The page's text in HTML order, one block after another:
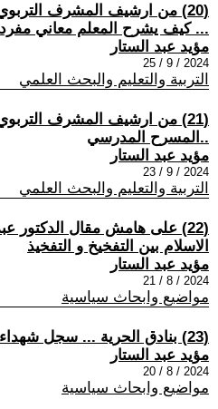
(20) من ارشيف المشرف
... كيف يشرح المعلم معاني
مؤيد عبد الستار
2024 / 9 / 25
التربية والتعليم والبحث العلمي
(21) من ارشيف المشرف
..المسرح المدرسي
مؤيد عبد الستار
2024 / 9 / 23
التربية والتعليم والبحث العلمي
(22) على هامش مقال الدكتور
الاسلام بين التفخيخ و التفخيذ
مؤيد عبد الستار
2024 / 8 / 21
مواضيع وابحاث سياسية
(23) بنادق الحرية ... سجل شهداء الانصار
مؤيد عبد الستار
2024 / 8 / 20
مواضيع وابحاث سياسية